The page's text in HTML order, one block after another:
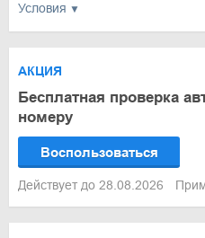
Условия
АКЦИЯ
Бесплатная проверка
номеру
Воспользоваться
Действует до 28.08.2026